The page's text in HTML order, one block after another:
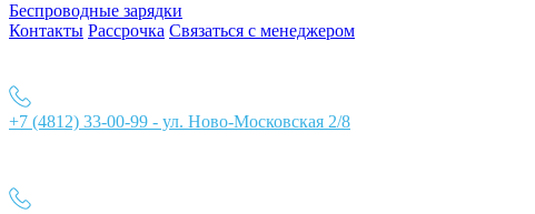
Беспроводные зарядки
Контакты Рассрочка Связаться с менеджером
+7 (4812) 33-00-99 - ул. Ново-Московская 2/8